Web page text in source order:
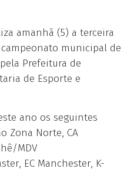
amanhã (5) a terceira
municipal de
Prefeitura de
de Esporte e
ano os seguintes
Zona Norte, CA
MDV
EC Manchester, K-